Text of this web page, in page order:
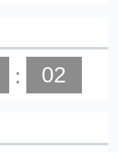
: 02